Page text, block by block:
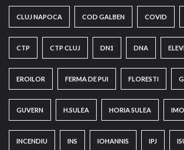
CLUJ NAPOCA COD GALBEN COVID
CTP CTP CLUJ DN1 DNA
EROILOR FERMA DE PUI FLORESTI
GUVERN H.SULEA HORIA SULEA
INCENDIU INS IOHANNIS IPJ